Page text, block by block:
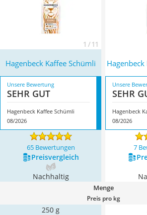
1 / 11
Hagenbeck Kaffee Schümli
Unsere Bewertung
SEHR GUT
Hagenbeck Kaffee Schümli
08/2026
Unsere
SEHR
Hagenbeck
08/2026
65 Bewertungen 7
Preis­vergleich
Nachhaltig
Menge
Preis pro kg
250 g